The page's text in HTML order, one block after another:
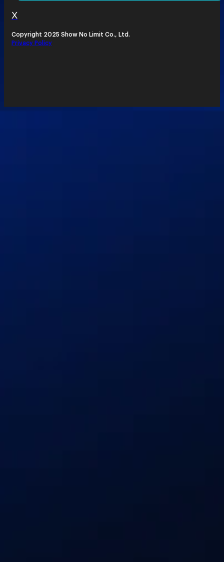
X
Copyright 2025 Show No Limit Co., Ltd.
Privacy Policy